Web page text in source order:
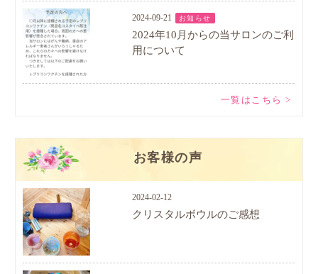
2024-09-21 お知らせ
2024年10月からの当サロンのご利
用について
一覧はこちら >
お客様の声
2024-02-12
クリスタルボウルのご感想